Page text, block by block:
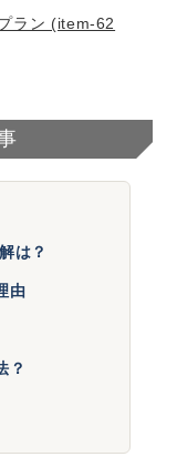
ラン (item-62
は？
由
？